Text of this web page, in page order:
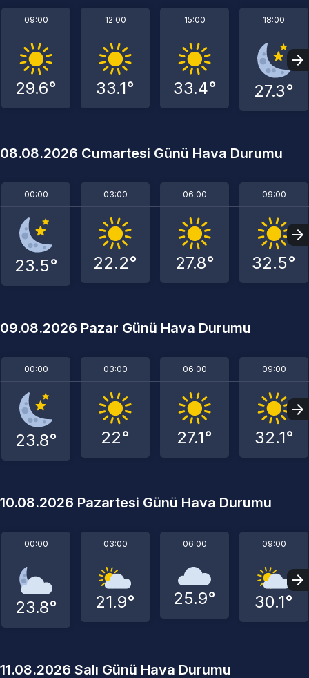
09:00
29.6°
12:00
33.1°
15:00
33.4°
18:00
27.3°
08.08.2026 Cumartesi Günü Hava Durumu
00:00
23.5°
03:00
22.2°
06:00
27.8°
09:00
32.5°
09.08.2026 Pazar Günü Hava Durumu
00:00
23.8°
03:00
22°
06:00
27.1°
09:00
32.1°
10.08.2026 Pazartesi Günü Hava Durumu
00:00
23.8°
03:00
21.9°
06:00
25.9°
09:00
30.1°
11.08.2026 Salı Günü Hava Durumu